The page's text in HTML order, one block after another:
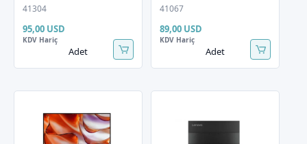
1920x1080 FullHD VGA
Monitör
41304
95,00 USD
KDV Hariç
Adet
FullHD VGA HDMI (VESA)
41067
89,00 USD
KDV Hariç
Adet